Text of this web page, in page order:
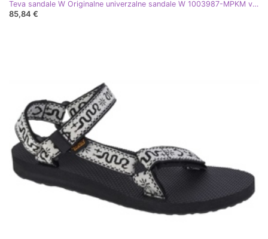
Teva sandale W Originalne univerzalne sandale W 1003987-MPKM višebojan
85,84 €